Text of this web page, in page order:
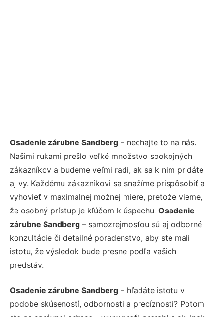
Osadenie zárubne Sandberg – nechajte to na nás.
Našimi rukami prešlo veľké množstvo spokojných
zákazníkov a budeme veľmi radi, ak sa k nim pridáte
aj vy. Každému zákazníkovi sa snažíme prispôsobiť a
vyhovieť v maximálnej možnej miere, pretože vieme,
že osobný prístup je kľúčom k úspechu. Osadenie
zárubne Sandberg – samozrejmosťou sú aj odborné
konzultácie či detailné poradenstvo, aby ste mali
istotu, že výsledok bude presne podľa vašich
predstáv.
Osadenie zárubne Sandberg – hľadáte istotu v
podobe skúseností, odbornosti a precíznosti? Potom